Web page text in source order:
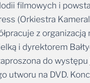
filmowych i
(Orkiestra
z
i dyrektorem
do
utworu na DVD.